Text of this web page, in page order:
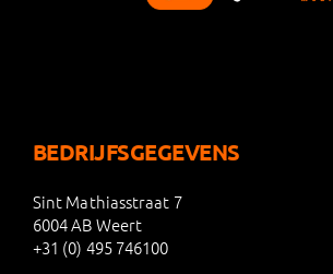
BEDRIJFSGEGEVENS
Sint Mathiasstraat 7
6004 AB Weert
+31 (0) 495 746100